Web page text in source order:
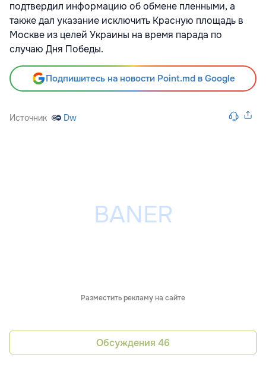
подтвердил информацию об обмене пленными, а
также дал указание исключить Красную площадь в
Москве из целей Украины на время парада по
случаю Дня Победы.
Подпишитесь на новости Point.md в Google
Источник Dw
Разместить рекламу на сайте
Обсуждения 46